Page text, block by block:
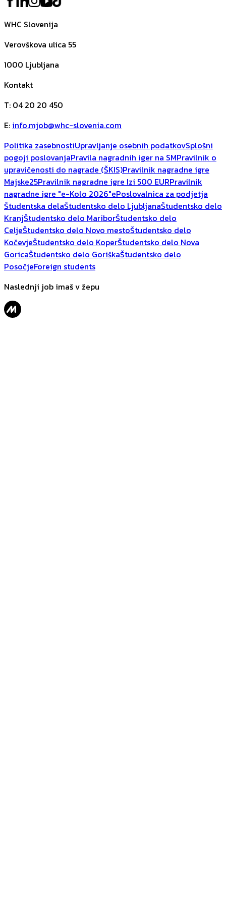
WHC Slovenija
Verovškova ulica 55
1000 Ljubljana
Kontakt
T: 04 20 20 450
E: info.mjob@whc-slovenia.com
Politika zasebnostiUpravljanje osebnih podatkovSplošni
pogoji poslovanjaPravila nagradnih iger na SMPravilnik o
upravičenosti do nagrade (ŠKIS)Pravilnik nagradne igre
Majske25Pravilnik nagradne igre Izi 500 EURPravilnik
nagradne igre "e-Kolo 2026"ePoslovalnica za podjetja
Študentska delaŠtudentsko delo LjubljanaŠtudentsko delo
KranjŠtudentsko delo MariborŠtudentsko delo
CeljeŠtudentsko delo Novo mestoŠtudentsko delo
KočevjeŠtudentsko delo KoperŠtudentsko delo Nova
GoricaŠtudentsko delo GoriškaŠtudentsko delo
PosočjeForeign students
Naslednji job imaš v žepu